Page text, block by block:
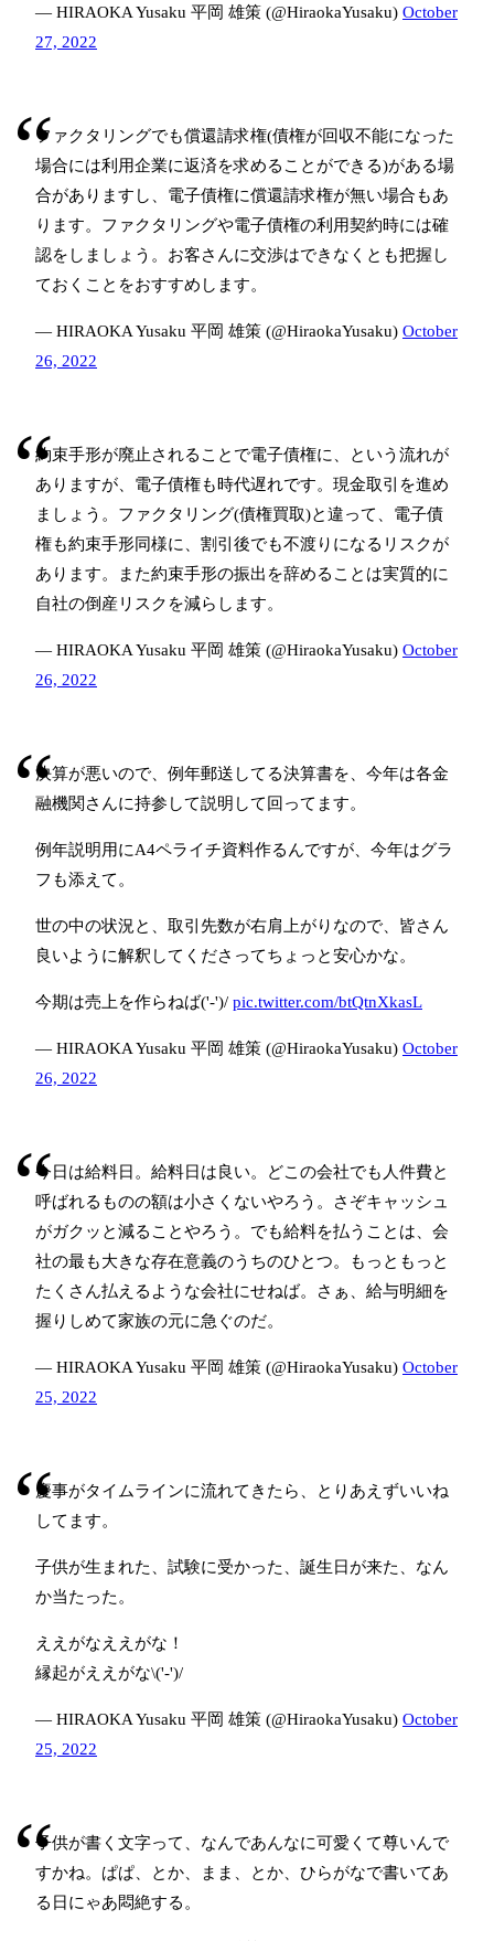
— HIRAOKA Yusaku 平岡 雄策 (@HiraokaYusaku) October
27, 2022
ファクタリングでも償還請求権(債権が回収不能になった
場合には利用企業に返済を求めることができる)がある場
合がありますし、電子債権に償還請求権が無い場合もあ
ります。ファクタリングや電子債権の利用契約時には確
認をしましょう。お客さんに交渉はできなくとも把握し
ておくことをおすすめします。
— HIRAOKA Yusaku 平岡 雄策 (@HiraokaYusaku) October
26, 2022
約束手形が廃止されることで電子債権に、という流れが
ありますが、電子債権も時代遅れです。現金取引を進め
ましょう。ファクタリング(債権買取)と違って、電子債
権も約束手形同様に、割引後でも不渡りになるリスクが
あります。また約束手形の振出を辞めることは実質的に
自社の倒産リスクを減らします。
— HIRAOKA Yusaku 平岡 雄策 (@HiraokaYusaku) October
26, 2022
決算が悪いので、例年郵送してる決算書を、今年は各金
融機関さんに持参して説明して回ってます。
例年説明用にA4ペライチ資料作るんですが、今年はグラ
フも添えて。
世の中の状況と、取引先数が右肩上がりなので、皆さん
良いように解釈してくださってちょっと安心かな。
今期は売上を作らねば('-')/ pic.twitter.com/btQtnXkasL
— HIRAOKA Yusaku 平岡 雄策 (@HiraokaYusaku) October
26, 2022
今日は給料日。給料日は良い。どこの会社でも人件費と
呼ばれるものの額は小さくないやろう。さぞキャッシュ
がガクッと減ることやろう。でも給料を払うことは、会
社の最も大きな存在意義のうちのひとつ。もっともっと
たくさん払えるような会社にせねば。さぁ、給与明細を
握りしめて家族の元に急ぐのだ。
— HIRAOKA Yusaku 平岡 雄策 (@HiraokaYusaku) October
25, 2022
慶事がタイムラインに流れてきたら、とりあえずいいね
してます。
子供が生まれた、試験に受かった、誕生日が来た、なん
か当たった。
ええがなええがな！
縁起がええがな\('-')/
— HIRAOKA Yusaku 平岡 雄策 (@HiraokaYusaku) October
25, 2022
子供が書く文字って、なんであんなに可愛くて尊いんで
すかね。ぱぱ、とか、まま、とか、ひらがなで書いてあ
る日にゃあ悶絶する。